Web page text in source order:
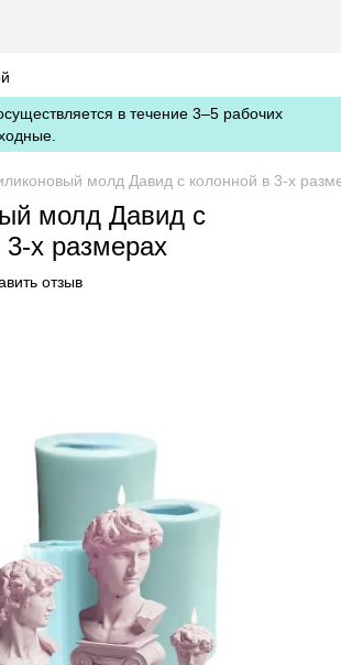
.well-known/apple-developer-merchantid-
в течение 3–5 рабочих
молд Давид с колонной в 3-х
молд Давид с
3-х размерах
отзыв